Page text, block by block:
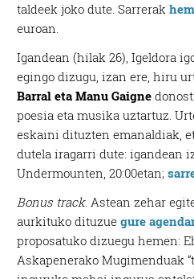
taldeek joko dute. Sarrerak
euroan.
Igandean (hilak 26), Igeldora
egingo dizugu, izan ere, hiru
Barral eta Manu Gaigne
poesia eta musika uztartuz.
eskaini dituzten emanaldiak,
dutela iragarri dute: igandean
Undermounten, 20:00etan;
Bonus track. Astean zehar
aurkituko dituzuegure
proposatuko dizuegu hemen:
Askapenerako Mugimenduak